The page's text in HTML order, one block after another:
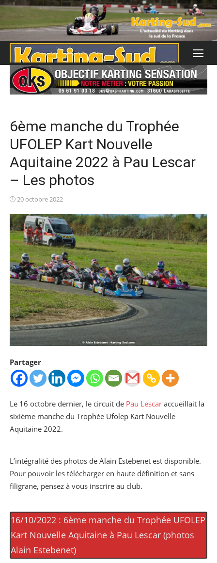
Skip
content
6ème manche du Trophée
UFOLEP Kart Nouvelle
Aquitaine 2022 à Pau Lescar
– Les photos
Posted
20 octobre 2022
Partager
Le 16 octobre dernier, le circuit de Pau Lescar accueillait la
sixième manche du Trophée Ufolep Kart Nouvelle
Aquitaine 2022.
L’intégralité des photos de Alain Estebenet est disponible.
Pour pouvoir les télécharger en haute définition et sans
filigrane, pensez à vous inscrire au club.
16/10/2022 : 6ème manche du Trophée UFOLEP
Kart Nouvelle Aquitaine à Pau Lescar (photos
Alain Estebenet)